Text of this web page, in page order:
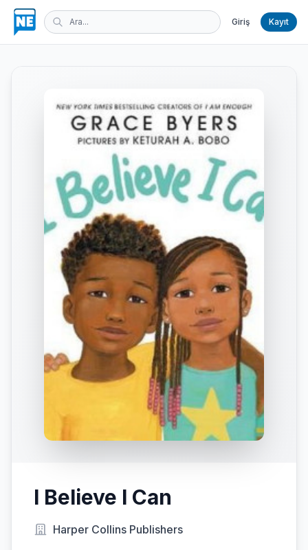
Giriş Kayıt
I Believe I Can
Harper Collins Publishers